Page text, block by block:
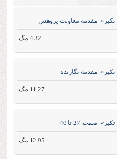
4.32 مگ
11.27 مگ
12.95 مگ